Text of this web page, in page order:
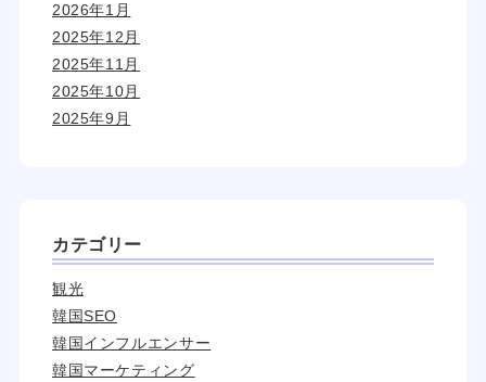
2026年1月
2025年12月
2025年11月
2025年10月
2025年9月
カテゴリー
観光
韓国SEO
韓国インフルエンサー
韓国マーケティング